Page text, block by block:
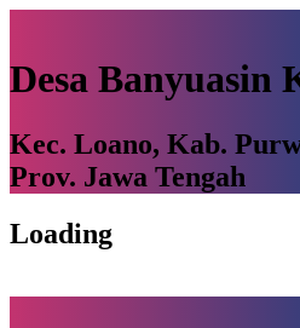
Desa Banyuasin
Kec. Loano, Kab.
Prov. Jawa Tengah
Loading